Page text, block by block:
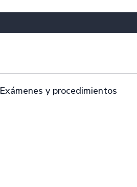
Exámenes y procedimientos